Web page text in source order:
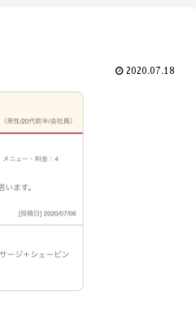
2020.07.18